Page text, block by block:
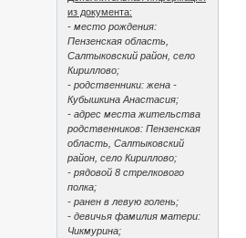
из документа:
- место рождения:
Пензенская область,
Салтыковский район, село
Кириллово;
- родственники: жена -
Кубышкина Анастасия;
- адрес места жительства
родственников: Пензенская
область, Салтыковский
район, село Кириллово;
- рядовой 8 стрелкового
полка;
- ранен в левую голень;
- девичья фамилия матери:
Чикмурина;